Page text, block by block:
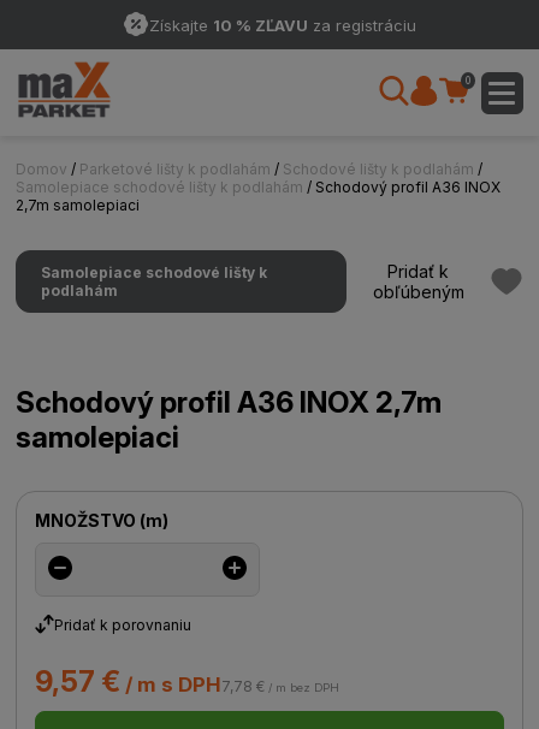
Získajte 10 % ZĽAVU za registráciu
0
Domov / Parketové lišty k podlahám / Schodové lišty k podlahám /
Samolepiace schodové lišty k podlahám / Schodový profil A36 INOX
2,7m samolepiaci
Samolepiace schodové lišty k
podlahám
Pridať k
obľúbeným
Schodový profil A36 INOX 2,7m
samolepiaci
MNOŽSTVO (m)
Pridať k porovnaniu
9,57 € / m s DPH7,78 € / m bez DPH